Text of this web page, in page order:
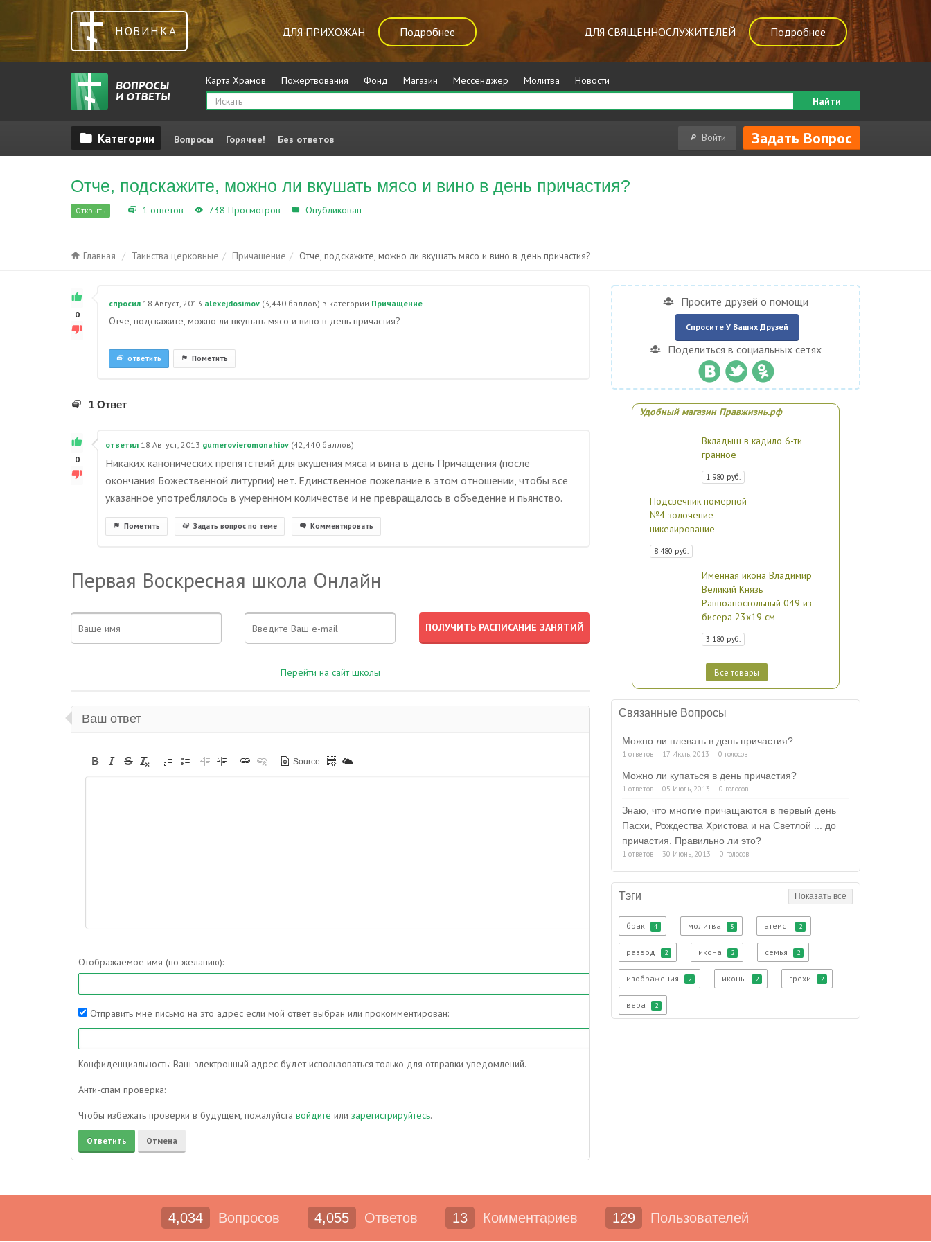
НОВИНКА ДЛЯ ПРИХОЖАН Подробнее ДЛЯ СВЯЩЕННОСЛУЖИТЕЛЕЙ Подробнее
Карта Храмов Пожертвования Фонд Магазин Мессенджер Молитва
Новости
Найти
Вопросы Горячее! Без ответов Войти Задать Вопрос
Отче, подскажите, можно ли вкушать мясо и вино в день причастия?
Открыть 1 ответов 738 Просмотров Опубликован
Главная Таинства церковные Причащение Отче, подскажите, можно ли вкушать мясо и вино в день причастия?
0
спросил 18 Август, 2013 alexejdosimov (3,440 баллов) в категории Причащение
Отче, подскажите, можно ли вкушать мясо и вино в день причастия?
Пометить
ответить
1 Ответ
0
ответил 18 Август, 2013 gumerovieromonahiov (42,440 баллов)
Никаких канонических препятствий для вкушения мяса и вина в день Причащения (после
окончания Божественной литургии) нет. Единственное пожелание в этом отношении, чтобы все
указанное употреблялось в умеренном количестве и не превращалось в объедение и пьянство.
Пометить Задать вопрос по теме Комментировать
Первая Воскресная школа Онлайн
Перейти на сайт школы
Ваш ответ
Source
Отображаемое имя (по желанию):
Отправить мне письмо на это адрес если мой ответ выбран или прокомментирован:
Конфиденциальность: Ваш электронный адрес будет использоваться только для отправки уведомлений.
Анти-спам проверка:
Чтобы избежать проверки в будущем, пожалуйста войдите или зарегистрируйтесь.
Просите друзей о помощи
Спросите У Ваших Друзей
Поделиться в социальных сетях
Удобный магазин Правжизнь.рф
Вкладыш в кадило 6-ти
гранное
1 980 руб.
Подсвечник номерной
№4 золочение
никелирование
8 480 руб.
Именная икона Владимир
Великий Князь
Равноапостольный 049 из
бисера 23х19 см
3 180 руб.
Все товары
Связанные Вопросы
Можно ли плевать в день причастия?
1 ответов 17 Июль, 2013 0 голосов
Можно ли купаться в день причастия?
1 ответов 05 Июль, 2013 0 голосов
Знаю, что многие причащаются в первый день
Пасхи, Рождества Христова и на Светлой ... до
причастия. Правильно ли это?
1 ответов 30 Июнь, 2013 0 голосов
Тэги Показать все
брак 4 молитва 3 атеист 2
развод 2 икона 2 семья 2
изображения 2 иконы 2 грехи 2
вера 2
4,034 Вопросов 4,055 Ответов 13 Комментариев 129 Пользователей